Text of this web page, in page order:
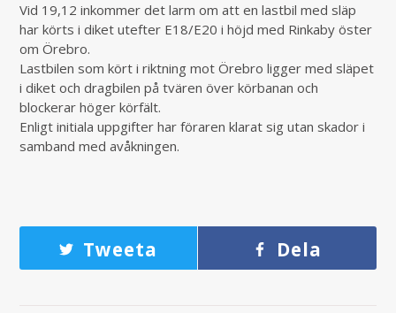
Vid 19,12 inkommer det larm om att en lastbil med släp
har körts i diket utefter E18/E20 i höjd med Rinkaby öster
om Örebro.
Lastbilen som kört i riktning mot Örebro ligger med släpet
i diket och dragbilen på tvären över körbanan och
blockerar höger körfält.
Enligt initiala uppgifter har föraren klarat sig utan skador i
samband med avåkningen.
Tweeta Dela